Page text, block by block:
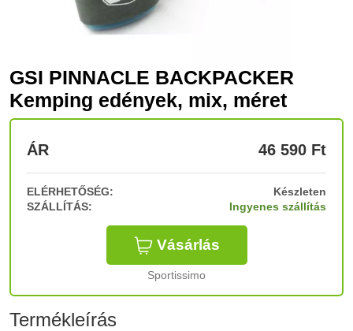
GSI PINNACLE BACKPACKER
Kemping edények, mix, méret
ÁR 46 590 Ft
ELÉRHETŐSÉG:
Készleten
SZÁLLÍTÁS:
Ingyenes szállítás
Vásárlás
Sportissimo
Termékleírás